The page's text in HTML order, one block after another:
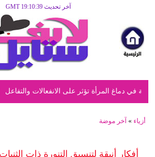
آخر تحديث GMT 19:10:39
دماغ المرأة تؤثر على الانفعالات والتفاعل
أزياء » آخر موضة
أفكار أنيقة لتنسيق التنورة ذات